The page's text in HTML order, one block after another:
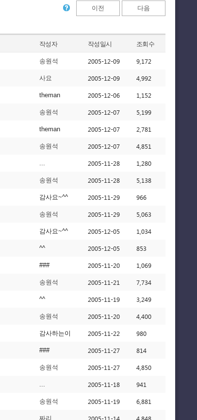
이전 다음
작성자 작성일시 조회수
송원석 2005-12-09 9,172
사요 2005-12-09 4,992
theman 2005-12-06 1,152
송원석 2005-12-07 5,199
theman 2005-12-07 2,781
송원석 2005-12-07 4,851
... 2005-11-28 1,280
송원석 2005-11-28 5,138
감사요~^^ 2005-11-29 966
송원석 2005-11-29 5,063
감사요~^^ 2005-12-05 1,034
^^ 2005-12-05 853
### 2005-11-20 1,069
송원석 2005-11-21 7,734
^^ 2005-11-19 3,249
송원석 2005-11-20 4,400
감사하는이 2005-11-22 980
### 2005-11-27 814
송원석 2005-11-27 4,850
... 2005-11-18 941
송원석 2005-11-19 6,881
짜리 2005-11-14 4,848